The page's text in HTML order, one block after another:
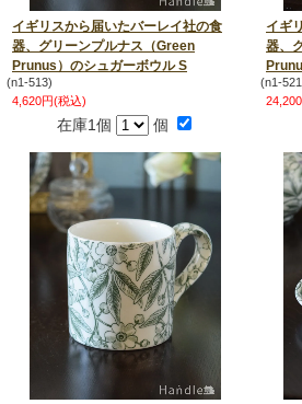
イギリスから届いたバーレイ社の食
器、グリーンプルナス（Green
Prunus）のシュガーボウル S
(n1-513)
4,620円(税込)
在庫1個 個
イギ
器、
(n1-